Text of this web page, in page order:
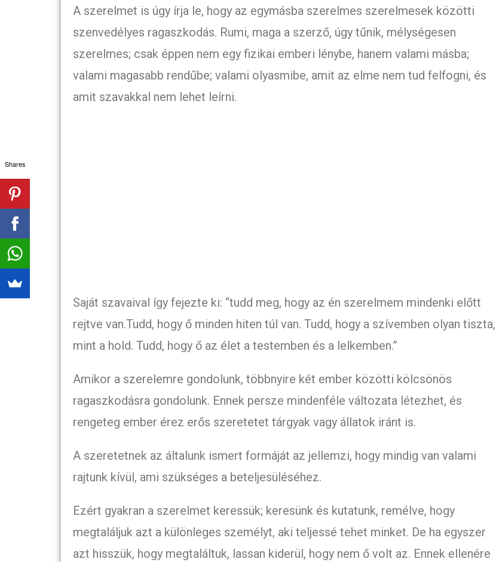
A szerelmet is úgy írja le, hogy az egymásba szerelmes szerelmesek közötti
szenvedélyes ragaszkodás. Rumi, maga a szerző, úgy tűnik, mélységesen
szerelmes; csak éppen nem egy fizikai emberi lénybe, hanem valami másba;
valami magasabb rendűbe; valami olyasmibe, amit az elme nem tud felfogni, és
amit szavakkal nem lehet leírni.
Saját szavaival így fejezte ki: “tudd meg, hogy az én szerelmem mindenki előtt
rejtve van.Tudd, hogy ő minden hiten túl van. Tudd, hogy a szívemben olyan tiszta,
mint a hold. Tudd, hogy ő az élet a testemben és a lelkemben.”
Amikor a szerelemre gondolunk, többnyire két ember közötti kölcsönös
ragaszkodásra gondolunk. Ennek persze mindenféle változata létezhet, és
rengeteg ember érez erős szeretetet tárgyak vagy állatok iránt is.
A szeretetnek az általunk ismert formáját az jellemzi, hogy mindig van valami
rajtunk kívül, ami szükséges a beteljesüléséhez.
Ezért gyakran a szerelmet keressük; keresünk és kutatunk, remélve, hogy
megtaláljuk azt a különleges személyt, aki teljessé tehet minket. De ha egyszer
azt hisszük, hogy megtaláltuk, lassan kiderül, hogy nem ő volt az. Ennek ellenére
Shares